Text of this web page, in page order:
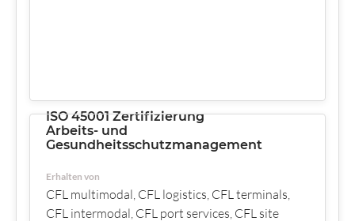
ISO 45001 Zertifizierung
Arbeits- und
Gesundheitsschutzmanagement
Erhalten von
CFL multimodal, CFL logistics, CFL terminals,
CFL intermodal, CFL port services, CFL site